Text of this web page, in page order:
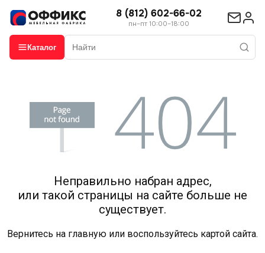
8 (812) 602-66-02
пн–пт 10:00–18:00
Каталог
Неправильно набран адрес,
или такой страницы на сайте больше не
существует.
Вернитесь на главную или воспользуйтесь картой сайта.